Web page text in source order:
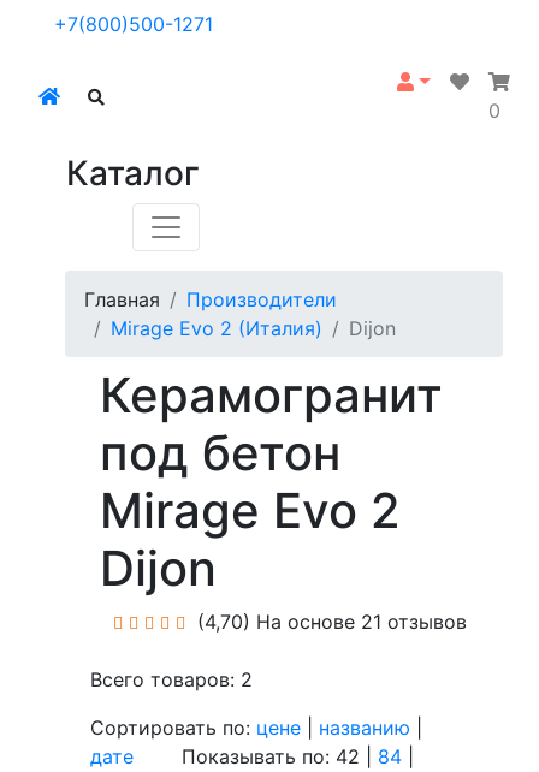
+7(800)500-1271
0
Каталог
Главная
Производители
Mirage Evo 2 (Италия)
Dijon
Керамогранит
под бетон
Mirage Evo 2
Dijon
(4,70) На основе 21 отзывов
Всего товаров: 2
Сортировать по: цене названию
дате Показывать по: 42 | 84